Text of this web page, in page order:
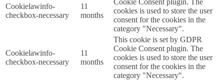
cookielawinfo-
checkbox-necessary
11
months
Cookie Consent plugin. The
cookies is used to store the user
consent for the cookies in the
category "Necessary".
cookielawinfo-
checkbox-necessary
11
months
This cookie is set by GDPR
Cookie Consent plugin. The
cookies is used to store the user
consent for the cookies in the
category "Necessary".